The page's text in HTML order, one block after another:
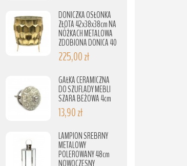
DONICZKA OSŁONKA
ZŁOTA 42x38x38cm NA
NÓŻKACH METALOWA
ZDOBIONA DONICA 40
225,00 zł
GAŁKA CERAMICZNA
DO SZUFLADY MEBLI
SZARA BEŻOWA 4cm
13,90 zł
LAMPION SREBRNY
METALOWY
POLEROWANY 48cm